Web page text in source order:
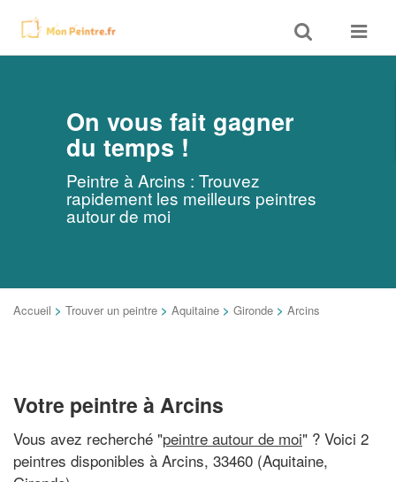
Toggle
search
Toggle
On vous fait gagner
du temps !
Peintre à Arcins : Trouvez
rapidement les meilleurs peintres
autour de moi
Accueil > Trouver un peintre > Aquitaine > Gironde > Arcins
Votre peintre à Arcins
Vous avez recherché "peintre autour de moi" ? Voici 2
peintres disponibles à Arcins, 33460 (Aquitaine,